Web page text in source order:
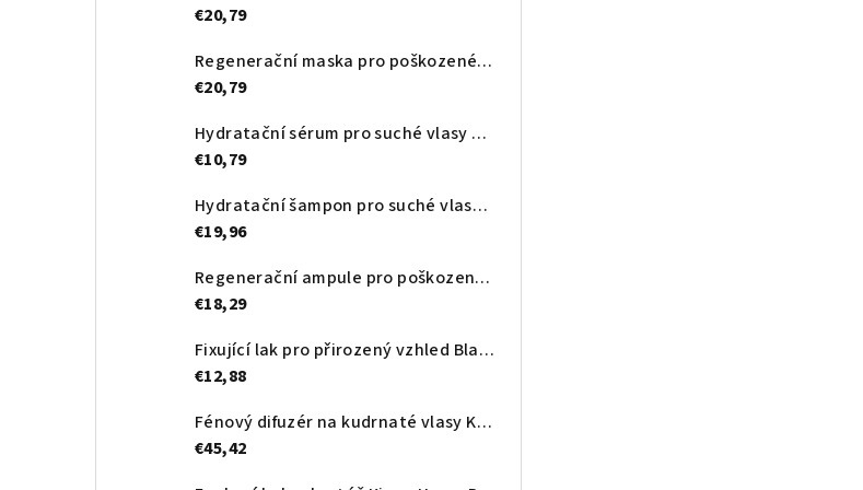
€20,79
Regenerační maska pro poškozené vlasy Black Professional Premium Perlé Mask – 1000 ml
€20,79
Hydratační sérum pro suché vlasy Black Professional Premium Doré Serum – 50 ml
€10,79
Hydratační šampon pro suché vlasy Black Professional Premium Doré Shampoo – 1000 ml
€19,96
Regenerační ampule pro poškozené vlasy Black Professional Premium Perlé Ampoules – 10×12 ml
€18,29
Fixující lak pro přirozený vzhled Black Professional Premium Doré Hairspray – 500 ml
€12,88
Fénový difuzér na kudrnaté vlasy Kiepe Home Precision Curldiffuser Pro 800 W
€45,42